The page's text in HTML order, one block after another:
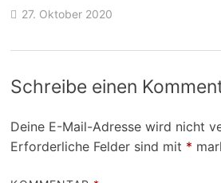
27. Oktober 2020
Schreibe einen
Deine E-Mail-Adresse wird nicht
Erforderliche Felder sind mit *